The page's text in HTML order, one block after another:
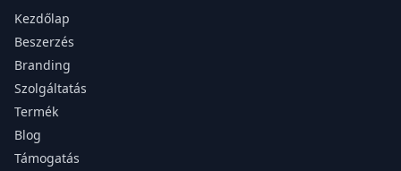
Kezdőlap
Beszerzés
Branding
Szolgáltatás
Termék
Blog
Támogatás